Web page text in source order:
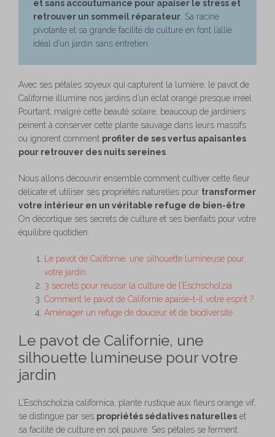
et sans accoutumance pour apaiser le stress et
retrouver un sommeil réparateur . Sa racine
pivotante et sa grande facilité de culture en font l’allié
idéal d’un jardin sans entretien.
Avec ses pétales soyeux qui capturent la lumière, le pavot de
Californie illumine nos jardins d’un éclat orangé presque irréel.
Pourtant, malgré cette beauté solaire, beaucoup de jardiniers
peinent à conserver cette plante sauvage dans leurs massifs
ou ignorent comment profiter de ses vertus apaisantes
pour retrouver des nuits sereines
Nous allons découvrir ensemble comment cultiver cette fleur
délicate et utiliser ses propriétés naturelles pour transformer
votre intérieur en un véritable refuge de bien-être
On décortique ses secrets de culture et ses bienfaits pour votre
équilibre quotidien.
Le pavot de Californie, une silhouette lumineuse pour
votre jardin
3 secrets pour réussir la culture de l’Eschscholzia
Comment le pavot de Californie apaise-t-il votre esprit ?
Aménager un refuge de douceur et de biodiversité
Le pavot de Californie, une
silhouette lumineuse pour votre
jardin
L’Eschscholzia californica, plante rustique aux fleurs orange vif,
se distingue par ses propriétés sédatives naturelles et
sa facilité de culture en sol pauvre. Ses pétales se ferment